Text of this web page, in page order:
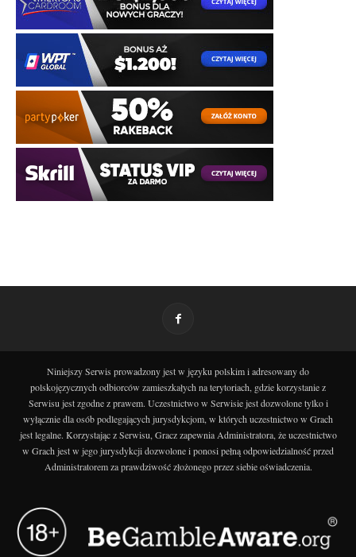
Niniejszy Serwis prowadzony jest w języku polskim i adresowany do
polskojęzycznych odbiorców zamieszkałych na terytoriach, gdzie korzystanie z
Serwisu jest zgodne z prawem. Uczestnictwo w Serwisie jest dozwolone tylko i
wyłącznie dla osób podlegających jurysdykcjom, w których uczestnictwo w Grach
jest legalne. Korzystając z Serwisu, Gracz zapewnia Administratora, że uczestnictwo
w Grach jest w jego jurysdykcji dozwolone i ponosi pełną odpowiedzialność przed
Administratorem za prawdziwość złożonego przez siebie oświadczenia.